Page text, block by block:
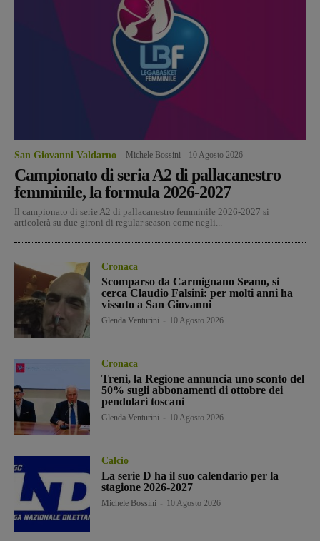
San Giovanni Valdarno Michele Bossini 10 Agosto 2026
Campionato di seria A2 di pallacanestro
femminile, la formula 2026-2027
Il campionato di serie A2 di pallacanestro femminile 2026-2027 si
articolerà su due gironi di regular season come negli...
Cronaca
Scomparso da Carmignano Seano, si
cerca Claudio Falsini: per molti anni ha
vissuto a San Giovanni
Glenda Venturini 10 Agosto 2026
Cronaca
Treni, la Regione annuncia uno sconto del
50% sugli abbonamenti di ottobre dei
pendolari toscani
Glenda Venturini 10 Agosto 2026
Calcio
La serie D ha il suo calendario per la
stagione 2026-2027
Michele Bossini 10 Agosto 2026